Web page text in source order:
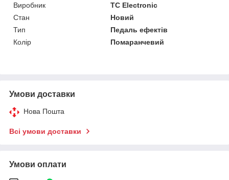
Виробник
TC Electronic
Стан
Новий
Тип
Педаль ефектів
Колір
Помаранчевий
Умови доставки
Нова Пошта
Всі умови доставки
Умови оплати